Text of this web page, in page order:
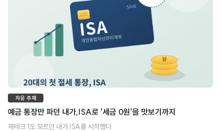
자유 주제
예금 통장만 파던 내가,ISA로 '세금 0원'을 맛보기까지
재테크 1도 모르던 내가 ISA를 시작했다